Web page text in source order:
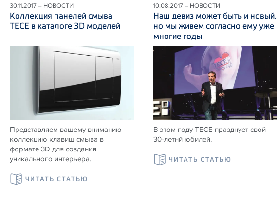
30.11.2017 – НОВОСТИ
Коллекция панелей смыва
ТЕСЕ в каталоге 3D моделей
Представляем вашему вниманию
коллекцию клавиш смыва в
формате 3D для создания
уникального интерьера.
ЧИТАТЬ СТАТЬЮ
10.08.2017 – НОВОСТИ
Наш девиз может быть и новый,
но мы живем согласно ему уже
многие годы.
В этом году ТЕСЕ празднует свой
30-летнй юбилей.
ЧИТАТЬ СТАТЬЮ